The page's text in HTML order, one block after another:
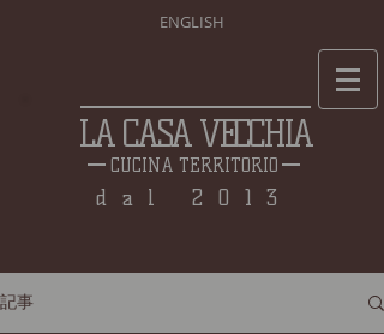
ENGLISH
LA CASA VECCHIA
CUCINA TERRITORIO
dal 2013
記事